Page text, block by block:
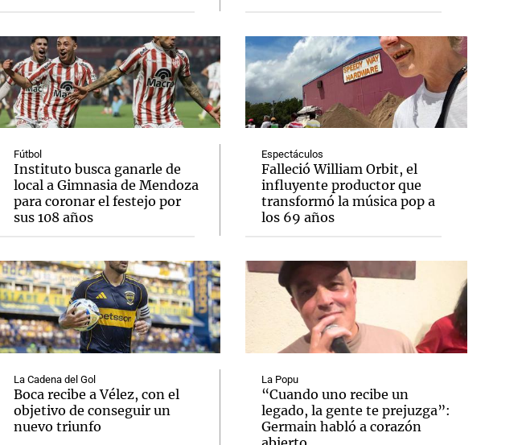
Fútbol
Instituto busca ganarle de
local a Gimnasia de Mendoza
para coronar el festejo por
sus 108 años
La Cadena del Gol
Boca recibe a Vélez, con el
objetivo de conseguir un
nuevo triunfo
Espectáculos
Falleció William Orbit, el
influyente productor que
transformó la música pop a
los 69 años
La Popu
“Cuando uno recibe un
legado, la gente te prejuzga”:
Germain habló a corazón